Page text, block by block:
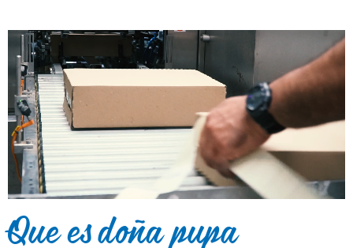
Que es doña pupa